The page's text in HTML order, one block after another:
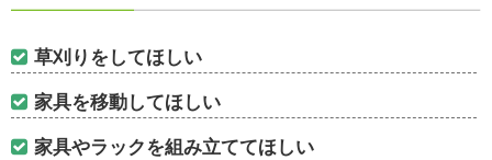
草刈りをしてほしい
家具を移動してほしい
家具やラックを組み立ててほしい